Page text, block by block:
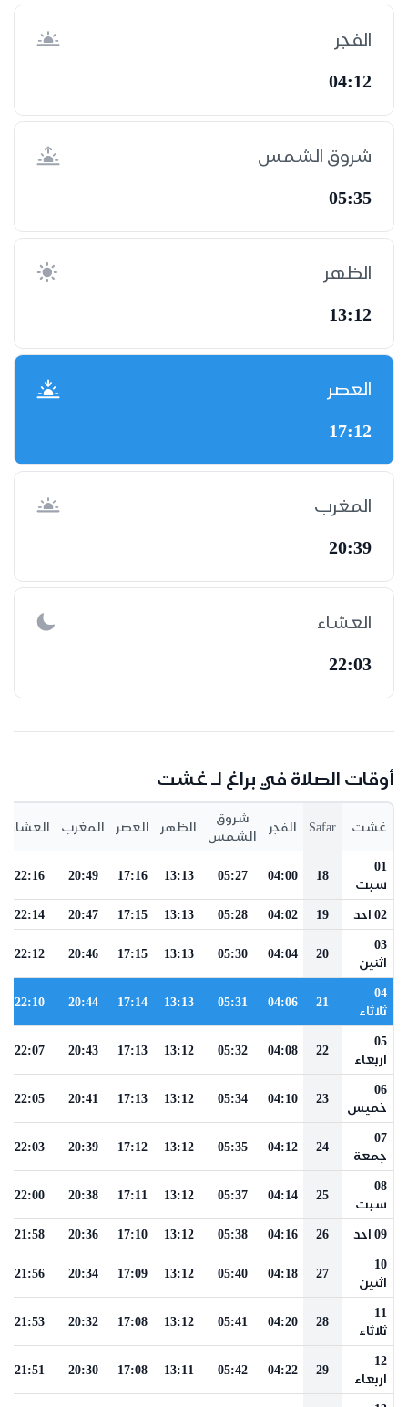
الفجر
04:12
شروق الشمس
05:35
الظهر
13:12
العصر
17:12
المغرب
20:39
العشاء
22:03
أوقات الصلاة في براغ لـ غشت
غشت Safar الفجر
شروق
الشمس
الظهر العصر المغرب العشاء
01
سبت
18
04:00
05:27
13:13
17:16
20:49
22:16
02 احد 19
04:02
05:28
13:13
17:15
20:47
22:14
03
اثنين
20
04:04
05:30
13:13
17:15
20:46
22:12
04
ثلاثاء
21
04:06
05:31
13:13
17:14
20:44
22:10
05
اربعاء
22
04:08
05:32
13:12
17:13
20:43
22:07
06
خميس
23
04:10
05:34
13:12
17:13
20:41
22:05
07
جمعة
24
04:12
05:35
13:12
17:12
20:39
22:03
08
سبت
25
04:14
05:37
13:12
17:11
20:38
22:00
09 احد 26
04:16
05:38
13:12
17:10
20:36
21:58
10
اثنين
27
04:18
05:40
13:12
17:09
20:34
21:56
11
ثلاثاء
28
04:20
05:41
13:12
17:08
20:32
21:53
12
اربعاء
29
04:22
05:42
13:11
17:08
20:30
21:51